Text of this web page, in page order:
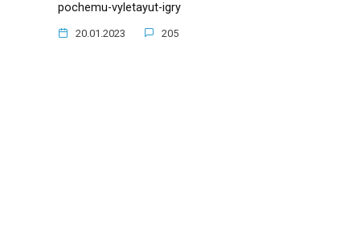
pochemu-vyletayut-igry
20.01.2023 205